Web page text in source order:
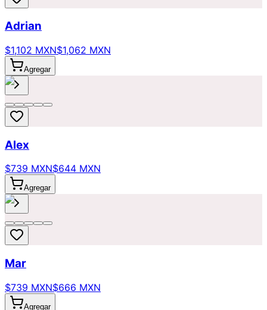
Adrian
$1,102 MXN$1,062 MXN
Agregar
Alex
$739 MXN$644 MXN
Agregar
Mar
$739 MXN$666 MXN
Agregar